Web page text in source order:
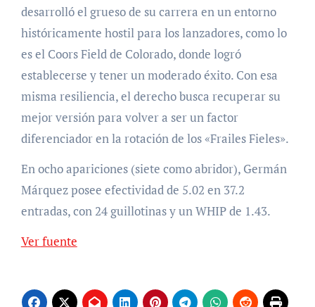
desarrolló el grueso de su carrera en un entorno
históricamente hostil para los lanzadores, como lo
es el Coors Field de Colorado, donde logró
establecerse y tener un moderado éxito. Con esa
misma resiliencia, el derecho busca recuperar su
mejor versión para volver a ser un factor
diferenciador en la rotación de los «Frailes Fieles».
En ocho apariciones (siete como abridor), Germán
Márquez posee efectividad de 5.02 en 37.2
entradas, con 24 guillotinas y un WHIP de 1.43.
Ver fuente